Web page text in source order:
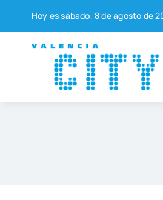
contenido
Hoy es sába­do, 8 de agos­to de